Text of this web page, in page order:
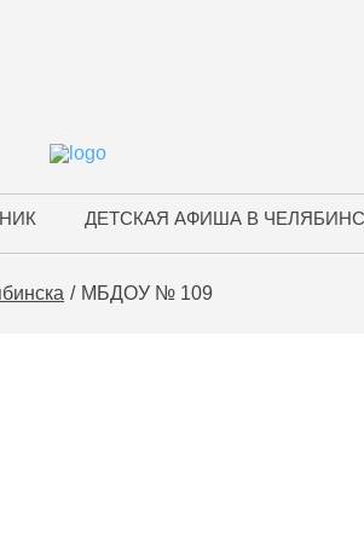
ДЕТСКАЯ АФИША В
МБДОУ № 109